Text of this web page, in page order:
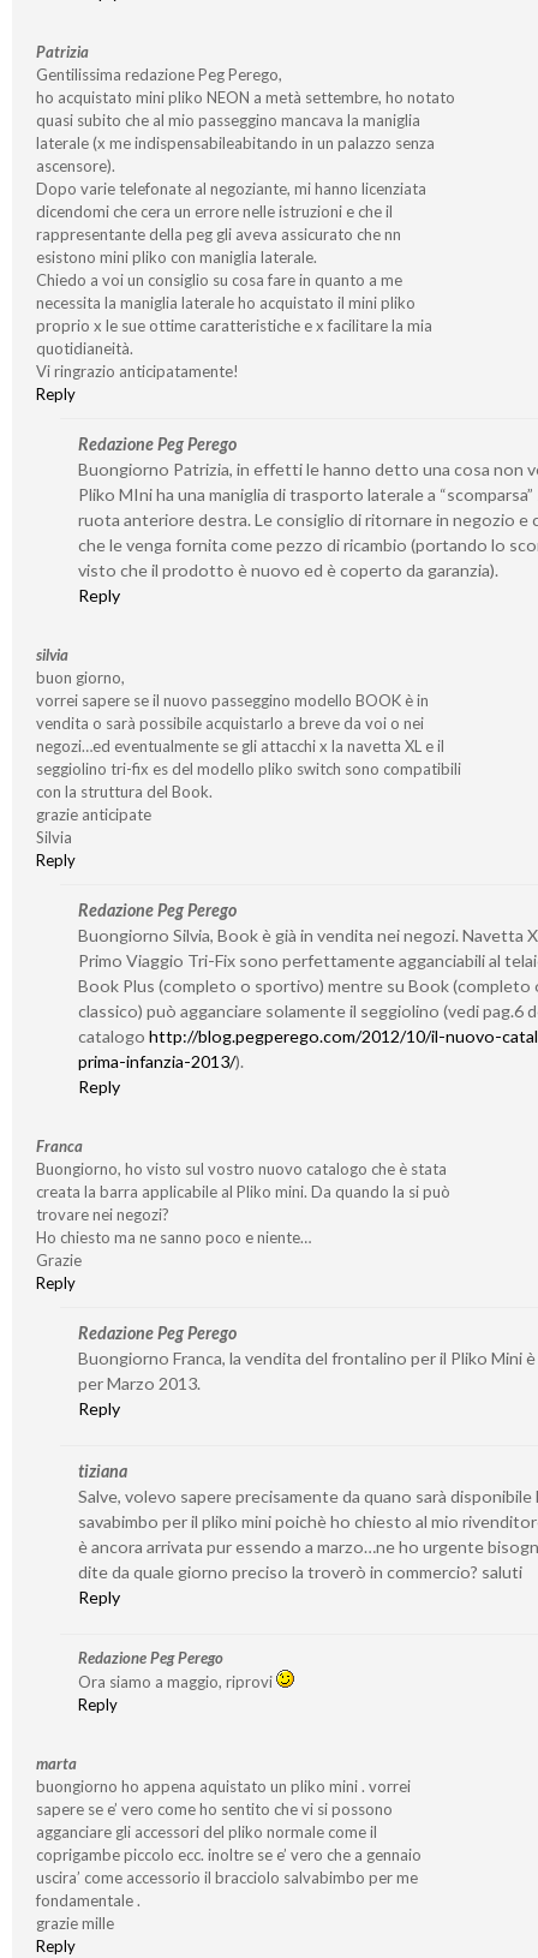
Patrizia
Gentilissima redazione Peg Perego,
ho acquistato mini pliko NEON a metà settembre, ho notato
quasi subito che al mio passeggino mancava la maniglia
laterale (x me indispensabileabitando in un palazzo senza
ascensore).
Dopo varie telefonate al negoziante, mi hanno licenziata
dicendomi che cera un errore nelle istruzioni e che il
rappresentante della peg gli aveva assicurato che nn
esistono mini pliko con maniglia laterale.
Chiedo a voi un consiglio su cosa fare in quanto a me
necessita la maniglia laterale ho acquistato il mini pliko
proprio x le sue ottime caratteristiche e x facilitare la mia
quotidianeità.
Vi ringrazio anticipatamente!
Reply
Redazione Peg Perego
Buongiorno Patrizia, in effetti le hanno detto una cosa non
Pliko MIni ha una maniglia di trasporto laterale a “scomparsa”
ruota anteriore destra. Le consiglio di ritornare in negozio e
che le venga fornita come pezzo di ricambio (portando lo
visto che il prodotto è nuovo ed è coperto da garanzia).
Reply
silvia
buon giorno,
vorrei sapere se il nuovo passeggino modello BOOK è in
vendita o sarà possibile acquistarlo a breve da voi o nei
negozi…ed eventualmente se gli attacchi x la navetta XL e il
seggiolino tri-fix es del modello pliko switch sono compatibili
con la struttura del Book.
grazie anticipate
Silvia
Reply
Redazione Peg Perego
Buongiorno Silvia, Book è già in vendita nei negozi. Navetta
Primo Viaggio Tri-Fix sono perfettamente agganciabili al
Book Plus (completo o sportivo) mentre su Book (completo
classico) può agganciare solamente il seggiolino (vedi pag.6
catalogo http://blog.pegperego.com/2012/10/il-nuovo-
prima-infanzia-2013/).
Reply
Franca
Buongiorno, ho visto sul vostro nuovo catalogo che è stata
creata la barra applicabile al Pliko mini. Da quando la si può
trovare nei negozi?
Ho chiesto ma ne sanno poco e niente…
Grazie
Reply
Redazione Peg Perego
Buongiorno Franca, la vendita del frontalino per il Pliko Mini
per Marzo 2013.
Reply
tiziana
Salve, volevo sapere precisamente da quano sarà disponibile
savabimbo per il pliko mini poichè ho chiesto al mio
è ancora arrivata pur essendo a marzo…ne ho urgente
dite da quale giorno preciso la troverò in commercio? saluti
Reply
Redazione Peg Perego
Ora siamo a maggio, riprovi
Reply
marta
buongiorno ho appena aquistato un pliko mini . vorrei
sapere se e’ vero come ho sentito che vi si possono
agganciare gli accessori del pliko normale come il
coprigambe piccolo ecc. inoltre se e’ vero che a gennaio
uscira’ come accessorio il bracciolo salvabimbo per me
fondamentale .
grazie mille
Reply